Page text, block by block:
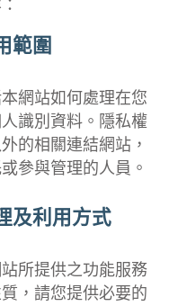
範圍
網站如何處理在您
識別資料。隱私權
的相關連結網站，
參與管理的人員。
及利用方式
所提供之功能服務
，請您提供必要的